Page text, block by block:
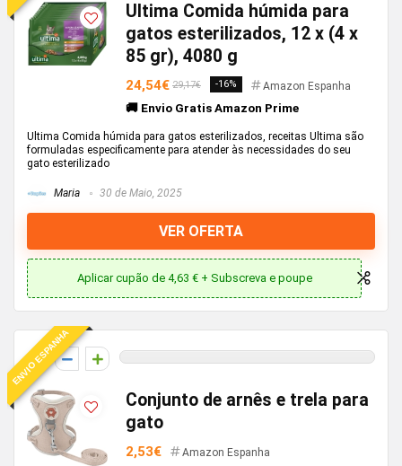
Ultima Comida húmida para
gatos esterilizados, 12 x (4 x
85 gr), 4080 g
24,54€ 29,17€ -16% Amazon Espanha
🚚 Envio Gratis Amazon Prime
Ultima Comida húmida para gatos esterilizados, receitas Ultima são
formuladas especificamente para atender às necessidades do seu
gato esterilizado
Maria 30 de Maio, 2025
VER OFERTA
Aplicar cupão de 4,63 € + Subscreva e poupe
ENVIO ESPANHA
0
Conjunto de arnês e trela para
gato
2,53€ Amazon Espanha